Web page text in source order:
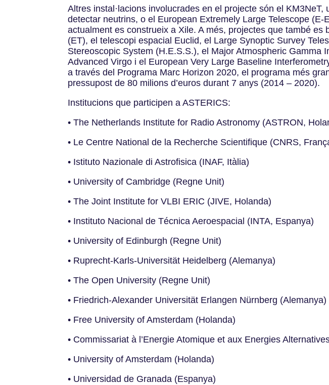
Altres instal·lacions involucrades en el projecte són el
detectar neutrins, o el European Extremely Large Telescope
actualment es construeix a Xile. A més, projectes que també
(ET), el telescopi espacial Euclid, el Large Synoptic Survey
Stereoscopic System (H.E.S.S.), el Major Atmospheric Gamma
Advanced Virgo i el European Very Large Baseline
a través del Programa Marc Horizon 2020, el programa més
pressupost de 80 milions d’euros durant 7 anys (2014 – 2020).
Institucions que participen a ASTERICS:
• The Netherlands Institute for Radio Astronomy (ASTRON,
• Le Centre National de la Recherche Scientifique (CNRS,
• Istituto Nazionale di Astrofisica (INAF, Itàlia)
• University of Cambridge (Regne Unit)
• The Joint Institute for VLBI ERIC (JIVE, Holanda)
• Instituto Nacional de Técnica Aeroespacial (INTA, Espanya)
• University of Edinburgh (Regne Unit)
• Ruprecht-Karls-Universität Heidelberg (Alemanya)
• The Open University (Regne Unit)
• Friedrich-Alexander Universität Erlangen Nürnberg (Alemanya)
• Free University of Amsterdam (Holanda)
• Commissariat à l’Energie Atomique et aux Energies
• University of Amsterdam (Holanda)
• Universidad de Granada (Espanya)